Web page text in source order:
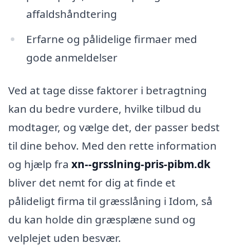
affaldshåndtering
Erfarne og pålidelige firmaer med
gode anmeldelser
Ved at tage disse faktorer i betragtning
kan du bedre vurdere, hvilke tilbud du
modtager, og vælge det, der passer bedst
til dine behov. Med den rette information
og hjælp fra xn--grsslning-pris-pibm.dk
bliver det nemt for dig at finde et
pålideligt firma til græsslåning i Idom, så
du kan holde din græsplæne sund og
velplejet uden besvær.